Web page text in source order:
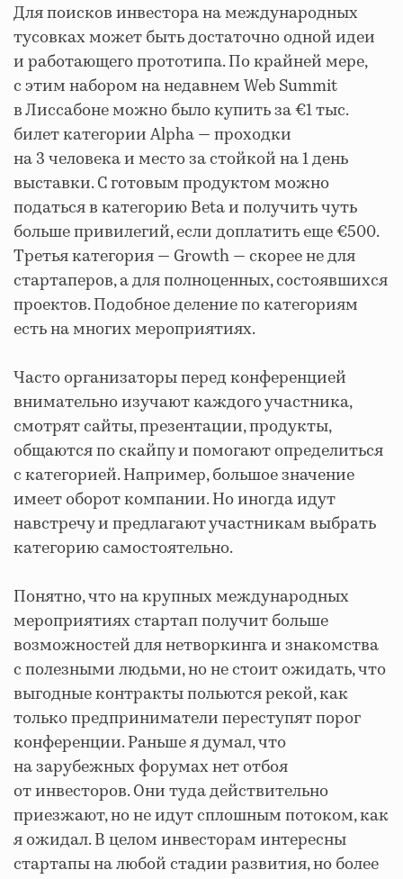
Для поисков инвестора на международных
тусовках может быть достаточно одной идеи
и работающего прототипа. По крайней мере,
с этим набором на недавнем Web Summit
в Лиссабоне можно было купить за €1 тыс.
билет категории Alpha — проходки
на 3 человека и место за стойкой на 1 день
выставки. С готовым продуктом можно
податься в категорию Beta и получить чуть
больше привилегий, если доплатить еще €500.
Третья категория — Growth — скорее не для
стартаперов, а для полноценных, состоявшихся
проектов. Подобное деление по категориям
есть на многих мероприятиях.
Часто организаторы перед конференцией
внимательно изучают каждого участника,
смотрят сайты, презентации, продукты,
общаются по скайпу и помогают определиться
с категорией. Например, большое значение
имеет оборот компании. Но иногда идут
навстречу и предлагают участникам выбрать
категорию самостоятельно.
Понятно, что на крупных международных
мероприятиях стартап получит больше
возможностей для нетворкинга и знакомства
с полезными людьми, но не стоит ожидать, что
выгодные контракты польются рекой, как
только предприниматели переступят порог
конференции. Раньше я думал, что
на зарубежных форумах нет отбоя
от инвесторов. Они туда действительно
приезжают, но не идут сплошным потоком, как
я ожидал. В целом инвесторам интересны
стартапы на любой стадии развития, но более